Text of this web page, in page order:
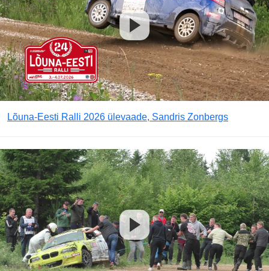
Lõuna-Eesti Ralli 2026 ülevaade, Sandris Zonbergs